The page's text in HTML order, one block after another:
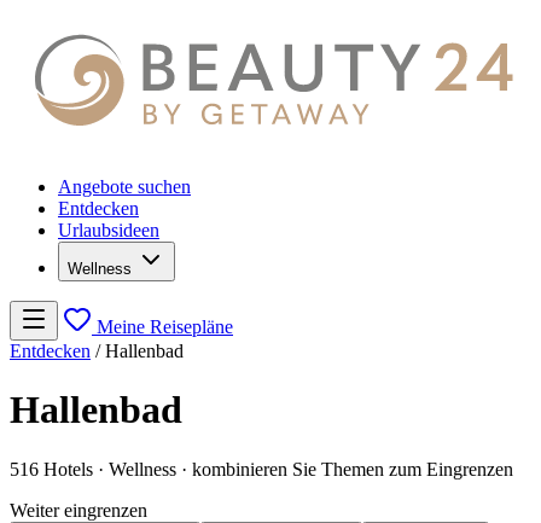
Angebote suchen
Entdecken
Urlaubsideen
Wellness
Meine Reisepläne
Entdecken / Hallenbad
Hallenbad
516 Hotels · Wellness · kombinieren Sie Themen zum Eingrenzen
Weiter eingrenzen